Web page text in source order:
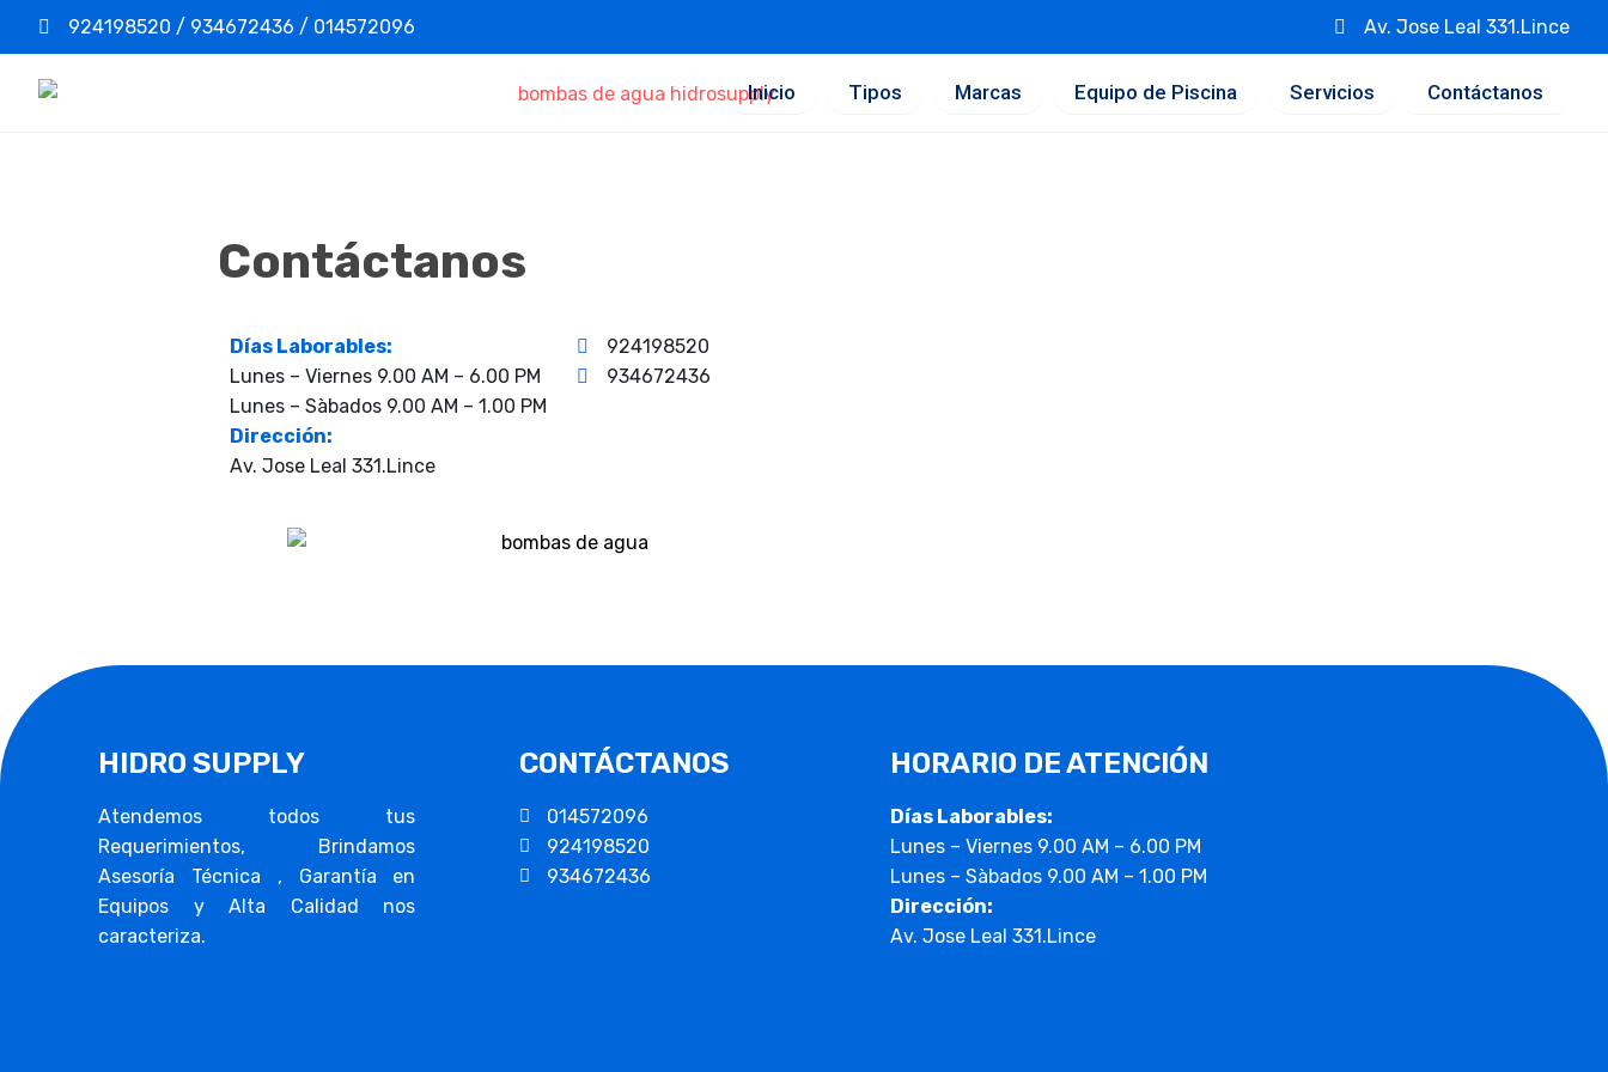
924198520 / 934672436 / 014572096 Av. Jose Leal 331.Lince
Inicio Tipos Marcas Equipo de Piscina Servicios Contáctanos
Contáctanos
Días Laborables:
Lunes – Viernes 9.00 AM – 6.00 PM
Lunes – Sàbados 9.00 AM – 1.00 PM
Dirección:
Av. Jose Leal 331.Lince
924198520
934672436
HIDRO SUPPLY
Atendemos todos tus
Requerimientos, Brindamos
Asesoría Técnica , Garantía en
Equipos y Alta Calidad nos
caracteriza.
CONTÁCTANOS
014572096
924198520
934672436
HORARIO DE ATENCIÓN
Días Laborables:
Lunes – Viernes 9.00 AM – 6.00 PM
Lunes – Sàbados 9.00 AM – 1.00 PM
Dirección:
Av. Jose Leal 331.Lince